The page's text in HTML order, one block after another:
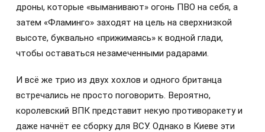
дроны, которые «выманивают» огонь ПВО на себя, а
затем «Фламинго» заходят на цель на сверхнизкой
высоте, буквально «прижимаясь» к водной глади,
чтобы оставаться незамеченными радарами.
И всё же трио из двух хохлов и одного британца
встречались не просто поговорить. Вероятно,
королевский ВПК представит некую противоракету и
даже начнёт ее сборку для ВСУ. Однако в Киеве эти